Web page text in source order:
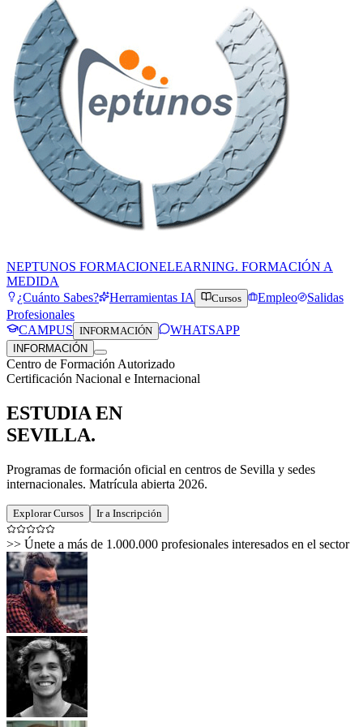
NEPTUNOS FORMACIONELEARNING. FORMACIÓN A
MEDIDA
¿Cuánto Sabes?
Herramientas IA Cursos Empleo
Salidas
Profesionales
CAMPUS INFORMACIÓN WHATSAPP
INFORMACIÓN
Centro de Formación Autorizado
Certificación Nacional e Internacional
ESTUDIA EN
SEVILLA.
Programas de formación oficial en centros de Sevilla y sedes
internacionales. Matrícula abierta 2026.
Explorar Cursos Ir a Inscripción
>> Únete a más de 1.000.000 profesionales interesados en el sector